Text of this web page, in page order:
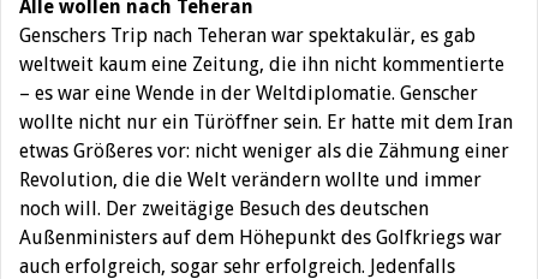
Alle wollen nach Teheran
Genschers Trip nach Teheran war spektakulär, es gab
weltweit kaum eine Zeitung, die ihn nicht kommentierte
– es war eine Wende in der Weltdiplomatie. Genscher
wollte nicht nur ein Türöffner sein. Er hatte mit dem Iran
etwas Größeres vor: nicht weniger als die Zähmung einer
Revolution, die die Welt verändern wollte und immer
noch will. Der zweitägige Besuch des deutschen
Außenministers auf dem Höhepunkt des Golfkriegs war
auch erfolgreich, sogar sehr erfolgreich. Jedenfalls